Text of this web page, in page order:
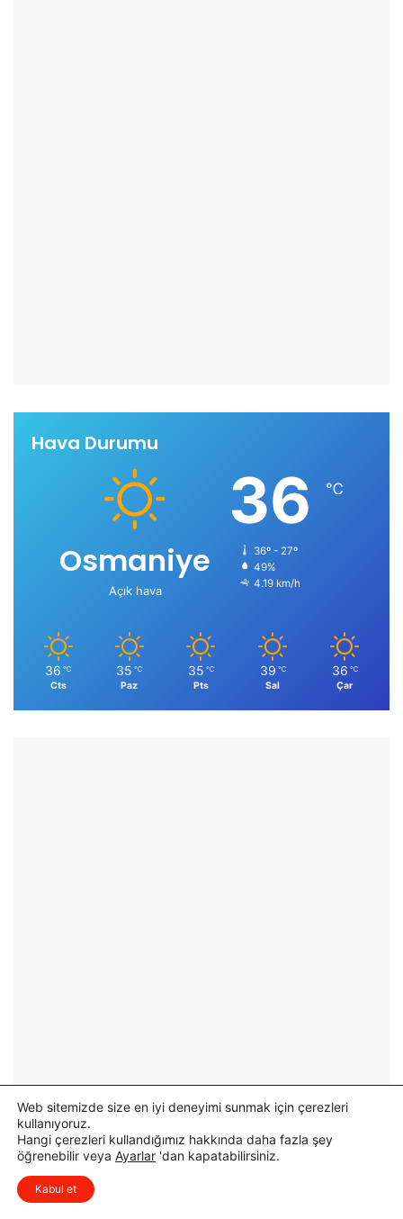
Hava Durumu
Osmaniye
Açık hava
36 ℃
36º - 27º
49%
4.19 km/h
36 ℃
Cts
35 ℃
Paz
35 ℃
Pts
39 ℃
Sal
36 ℃
Çar
Web sitemizde size en iyi deneyimi sunmak için çerezleri
kullanıyoruz.
Hangi çerezleri kullandığımız hakkında daha fazla şey
öğrenebilir veya Ayarlar 'dan kapatabilirsiniz.
Kabul et
Düşüncelerinizi çok isterim, lütfen